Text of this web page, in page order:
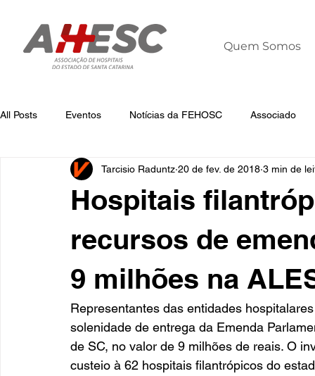
Quem Somos
All Posts Eventos Notícias da FEHOSC Associado
Notícias da AHESC Liderança Dia
Hospitais
recursos de
9 milhões na
Tarcisio Raduntz 20 de fev. de 2018 3 min de
Representantes das entidades
solenidade de entrega da Emenda
de SC, no valor de 9 milhões de reais. O
custeio à 62 hospitais filantrópicos do